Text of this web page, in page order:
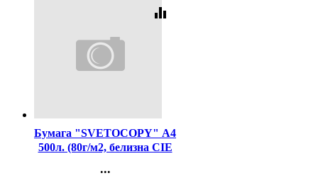
equalizer
Бумага "SVETOCOPY" А4
500л. (80г/м2, белизна CIE
(Ст.5)
...